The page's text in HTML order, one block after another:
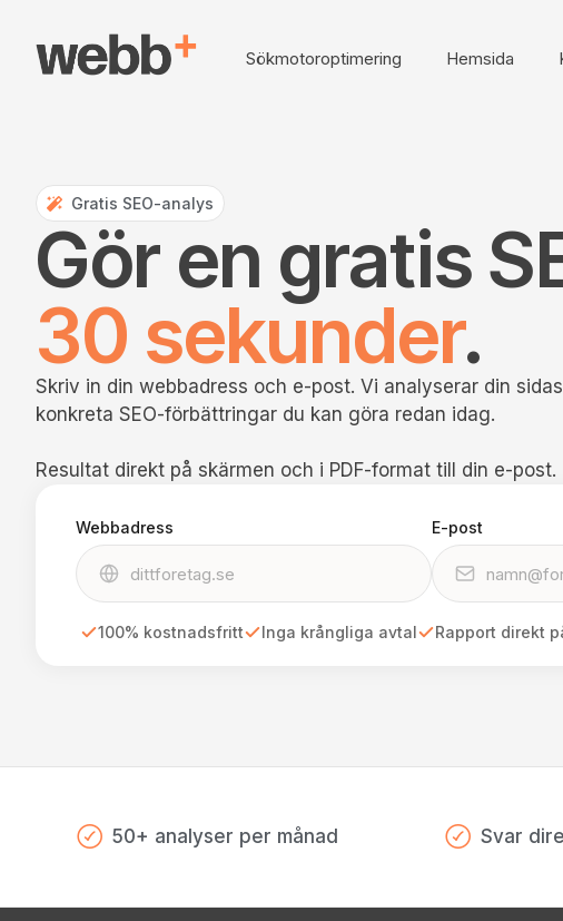
Sökmotoroptimering Hemsida
Gratis SEO-analys
Gör en gratis
30 sekunder.
Skriv in din webbadress och e-post. Vi analyserar din
konkreta SEO-förbättringar du kan göra redan idag.
Resultat direkt på skärmen och i PDF-format till din e-post.
Webbadress E-post
100% kostnadsfritt Inga krångliga avtal Rapport direkt
50+ analyser per månad Svar